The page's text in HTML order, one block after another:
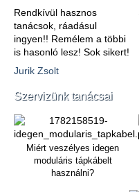
Rendkívül hasznos
tanácsok, ráadásul
ingyen!! Remélem a többi
is hasonló lesz! Sok sikert!
Jurik Zsolt
Szervizünk tanácsai
Miért veszélyes idegen
moduláris tápkábelt
használni?